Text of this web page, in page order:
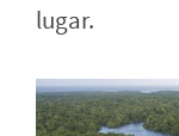
lugar.